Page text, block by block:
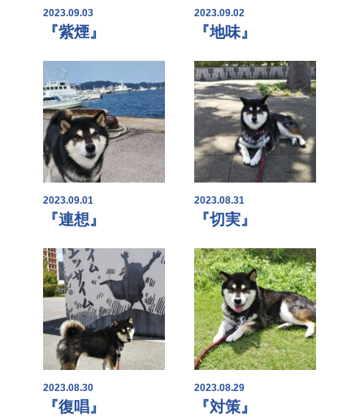
2023.09.03
『紫煙』
2023.09.02
『地味』
2023.09.01
『連想』
2023.08.31
『切実』
2023.08.30
『復唱』
2023.08.29
『対策』